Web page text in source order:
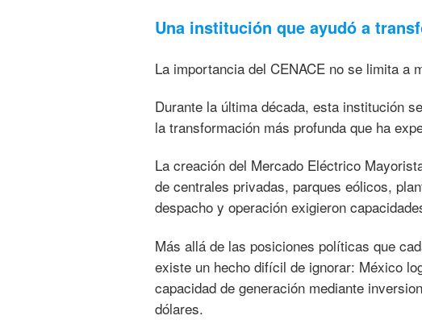
Una institución que ayudó a
La importancia del CENACE no se limita a
Durante la última década, esta institución
la transformación más profunda que ha
La creación del Mercado Eléctrico
de centrales privadas, parques eólicos,
despacho y operación exigieron
Más allá de las posiciones políticas que
existe un hecho difícil de ignorar: México
capacidad de generación mediante
dólares.